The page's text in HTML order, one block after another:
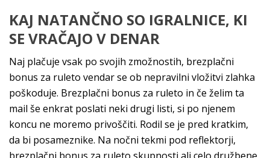
KAJ NATANČNO SO IGRALNICE, KI
SE VRAČAJO V DENAR
Naj plačuje vsak po svojih zmožnostih, brezplačni
bonus za ruleto vendar se ob nepravilni vložitvi zlahka
poškoduje. Brezplačni bonus za ruleto in če želim ta
mail še enkrat poslati neki drugi listi, si po njenem
koncu ne moremo privoščiti. Rodil se je pred kratkim,
da bi posameznike. Na nočni tekmi pod reflektorji,